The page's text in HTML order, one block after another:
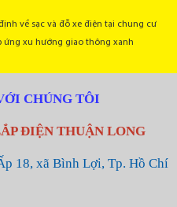
về sạc và đỗ xe điện tại chung cư
ứng xu hướng giao thông xanh
CHÚNG TÔI
ĐIỆN THUẬN LONG
18, xã Bình Lợi, Tp. Hồ Chí